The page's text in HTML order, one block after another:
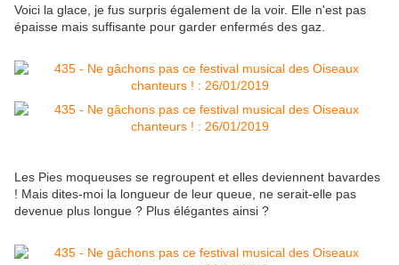
Voici la glace, je fus surpris également de la voir. Elle n'est pas
épaisse mais suffisante pour garder enfermés des gaz.
Les Pies moqueuses se regroupent et elles deviennent bavardes
! Mais dites-moi la longueur de leur queue, ne serait-elle pas
devenue plus longue ? Plus élégantes ainsi ?